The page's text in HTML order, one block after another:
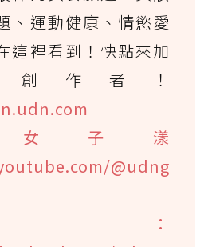
、運動健康、情慾愛
這裡看到！快點來加
創作者！
女子漾
@udng
：